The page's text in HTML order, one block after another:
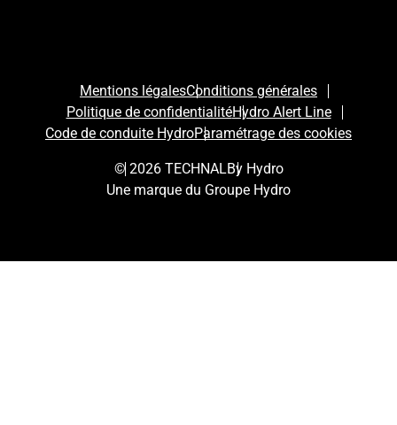
Mentions légalesConditions générales
Politique de confidentialitéHydro Alert Line
Code de conduite HydroParamétrage des cookies
© 2026 TECHNALBy Hydro
Une marque du Groupe Hydro